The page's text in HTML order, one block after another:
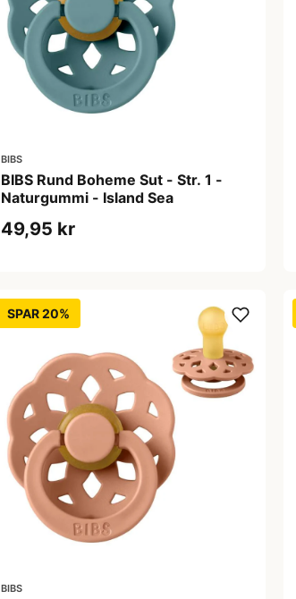
BIBS
BIBS Rund Boheme Sut - Str. 1 -
Naturgummi - Island Sea
49,95 kr
SPAR 20%
BIBS